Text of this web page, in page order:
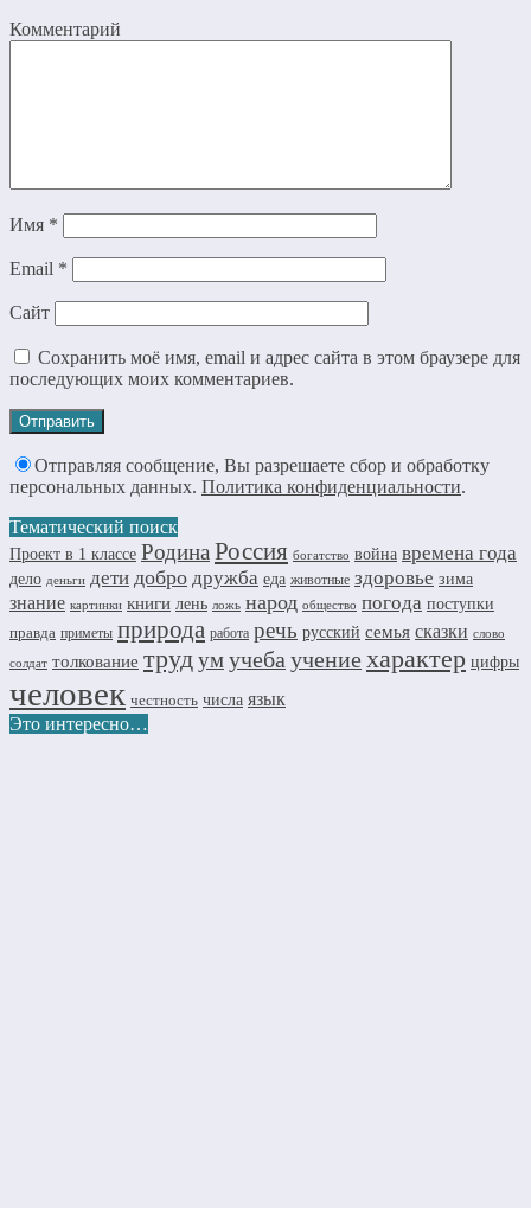
Комментарий
Имя *
Email *
Сайт
Сохранить моё имя, email и адрес сайта в этом браузере для
последующих моих комментариев.
Отправляя сообщение, Вы разрешаете сбор и обработку
персональных данных. Политика конфиденциальности.
Тематический поиск
Проект в 1 классе Родина Россия богатство война времена года
дело деньги дети добро дружба еда животные здоровье зима
знание картинки книги лень ложь народ общество погода поступки
правда приметы природа работа речь русский семья сказки слово
солдат толкование трудумучеба учениехарактер цифры
человек честность числа язык
Это интересно…